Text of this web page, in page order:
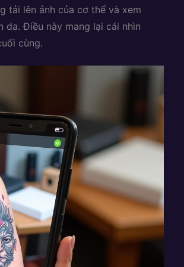
tải lên ảnh của cơ thể và xem
Điều này mang lại cái nhìn
cùng.